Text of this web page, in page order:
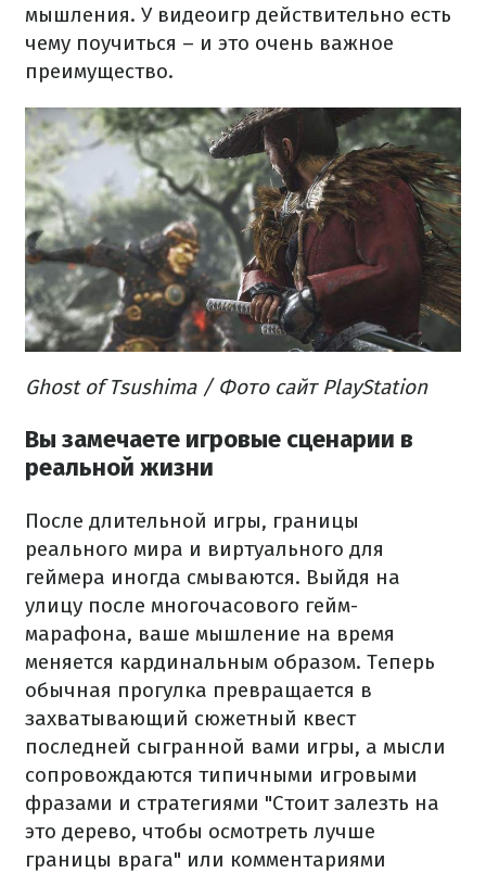
мышления. У видеоигр действительно есть
чему поучиться – и это очень важное
преимущество.
Ghost of Tsushima / Фото сайт PlayStation
Вы замечаете игровые сценарии в
реальной жизни
После длительной игры, границы
реального мира и виртуального для
геймера иногда смываются. Выйдя на
улицу после многочасового гейм-
марафона, ваше мышление на время
меняется кардинальным образом. Теперь
обычная прогулка превращается в
захватывающий сюжетный квест
последней сыгранной вами игры, а мысли
сопровождаются типичными игровыми
фразами и стратегиями "Стоит залезть на
это дерево, чтобы осмотреть лучше
границы врага" или комментариями